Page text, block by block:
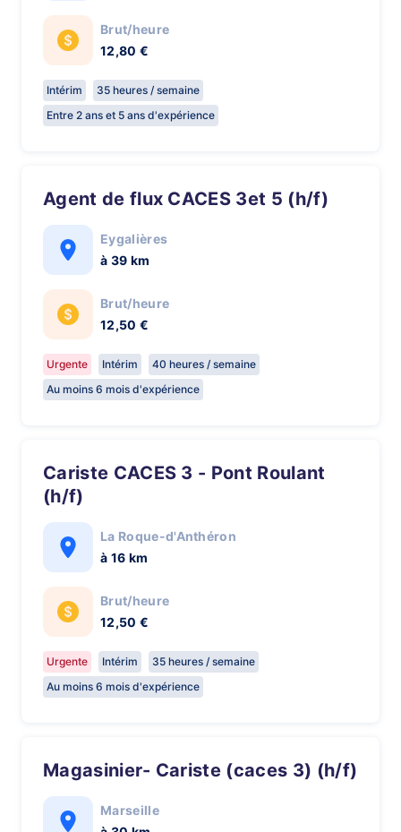
Brut/heure
12,80 €
Intérim
35 heures / semaine
Entre 2 ans et 5 ans d'expérience
Agent de flux CACES 3et 5 (h/f)
Eygalières
à 39 km
Brut/heure
12,50 €
Urgente Intérim
40 heures / semaine
Au moins 6 mois d'expérience
Cariste CACES 3 - Pont Roulant
(h/f)
La Roque-d'Anthéron
à 16 km
Brut/heure
12,50 €
Urgente Intérim
35 heures / semaine
Au moins 6 mois d'expérience
Magasinier- Cariste (caces 3) (h/f)
Marseille